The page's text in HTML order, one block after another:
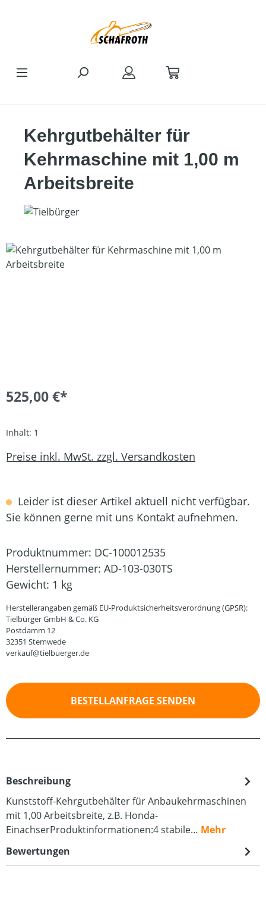
Kehrgutbehälter für
Kehrmaschine mit 1,00 m
Arbeitsbreite
Bildergalerie überspringen
525,00 €*
Inhalt: 1
Preise inkl. MwSt. zzgl. Versandkosten
Leider ist dieser Artikel aktuell nicht verfügbar.
Sie können gerne mit uns Kontakt aufnehmen.
Produktnummer: DC-100012535
Herstellernummer: AD-103-030TS
Gewicht: 1 kg
Herstellerangaben gemäß EU-Produktsicherheitsverordnung (GPSR):
Tielbürger GmbH & Co. KG
Postdamm 12
32351 Stemwede
verkauf@tielbuerger.de
BESTELLANFRAGE SENDEN
Beschreibung
Kunststoff-Kehrgutbehälter für Anbaukehrmaschinen
mit 1,00 Arbeitsbreite, z.B. Honda-
EinachserProduktinformationen:4 stabile… Mehr
Bewertungen